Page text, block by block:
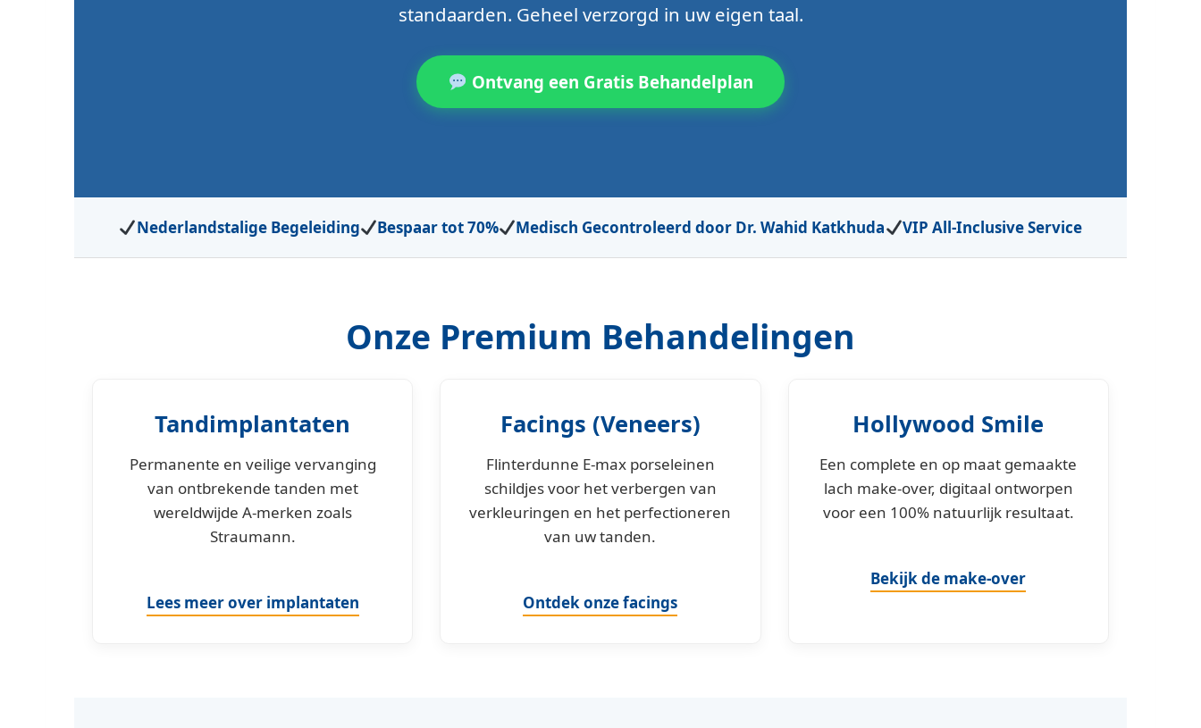
standaarden. Geheel verzorgd in uw eigen taal.
Ontvang een Gratis Behandelplan
Nederlandstalige Begeleiding Bespaar tot 70% Medisch Gecontroleerd door Dr. Wahid Katkhuda VIP All-Inclusive Service
Onze Premium Behandelingen
Tandimplantaten
Permanente en veilige vervanging
van ontbrekende tanden met
wereldwijde A-merken zoals
Straumann.
Lees meer over implantaten
Facings (Veneers)
Flinterdunne E-max porseleinen
schildjes voor het verbergen van
verkleuringen en het perfectioneren
van uw tanden.
Ontdek onze facings
Hollywood Smile
Een complete en op maat gemaakte
lach make-over, digitaal ontworpen
voor een 100% natuurlijk resultaat.
Bekijk de make-over